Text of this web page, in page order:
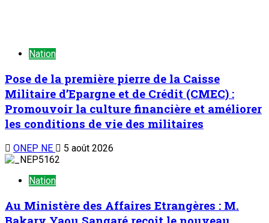
Nation
Pose de la première pierre de la Caisse
Militaire d’Epargne et de Crédit (CMEC) :
Promouvoir la culture financière et améliorer
les conditions de vie des militaires
ONEP NE 5 août 2026
Nation
Au Ministère des Affaires Etrangères : M.